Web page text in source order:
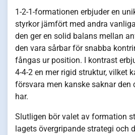
1-2-1-formationen erbjuder en
styrkor jämfört med andra
den ger en solid balans mellan
den vara sårbar för snabba
fångas ur position. I kontrast
4-4-2 en mer rigid struktur, vilket
försvara men kanske saknar den
har.
Slutligen bör valet av formation
lagets övergripande strategi och